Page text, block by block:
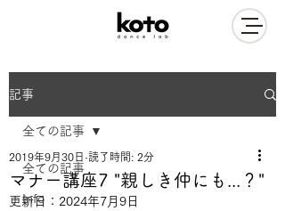
記事
全ての記事
Info
全ての記事
マナー講座7 "親しき仲にも...？"
2019年9月30日 読了時間: 2分
更新日： 2024年7月9日